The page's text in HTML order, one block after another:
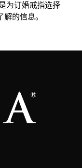
为订婚戒指选择
的信息。